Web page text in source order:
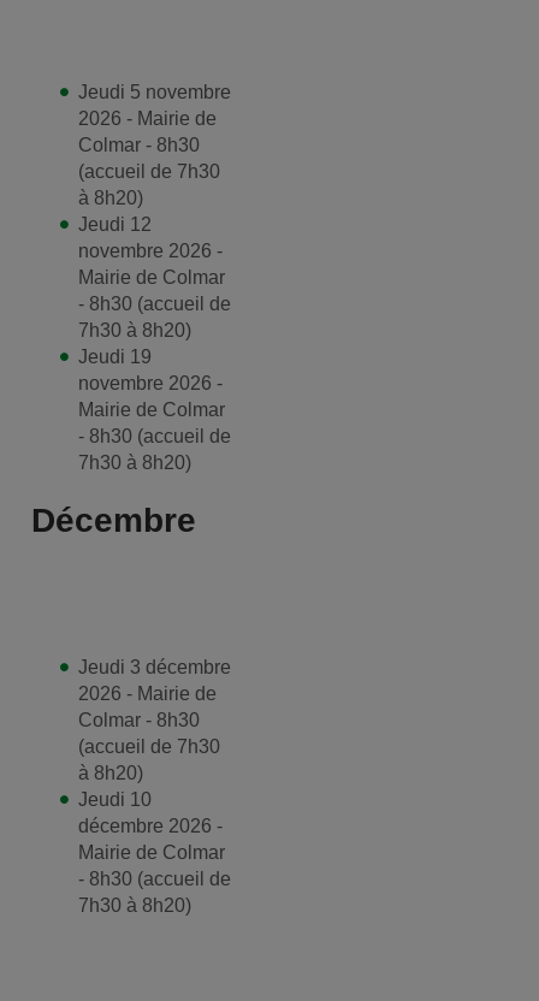
Jeudi 5 novembre
2026 - Mairie de
Colmar - 8h30
(accueil de 7h30
à 8h20)
Jeudi 12
novembre 2026 -
Mairie de Colmar
- 8h30 (accueil de
7h30 à 8h20)
Jeudi 19
novembre 2026 -
Mairie de Colmar
- 8h30 (accueil de
7h30 à 8h20)
Décembre
Jeudi 3 décembre
2026 - Mairie de
Colmar - 8h30
(accueil de 7h30
à 8h20)
Jeudi 10
décembre 2026 -
Mairie de Colmar
- 8h30 (accueil de
7h30 à 8h20)